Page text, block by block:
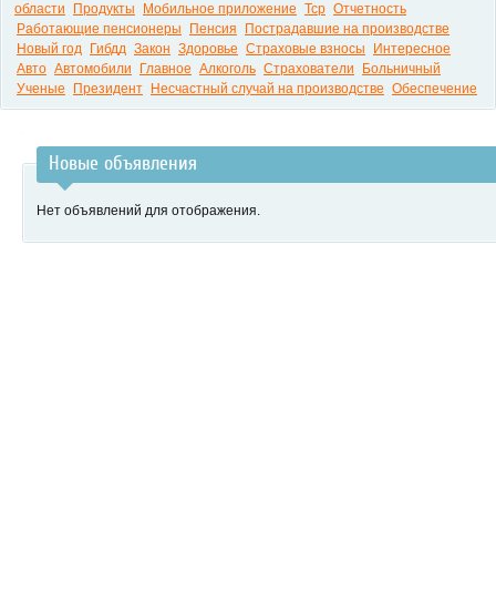
области
Продукты Мобильное приложение Тср Отчетность
Работающие пенсионеры
Пенсия
Пострадавшие на производстве
Новый год
Гибдд Закон Здоровье Страховые взносы
Интересное
Авто Автомобили Главное Алкоголь Страхователи
Больничный
Ученые
Президент Несчастный случай на производстве Обеспечение
Новые объявления
Нет объявлений для отображения.